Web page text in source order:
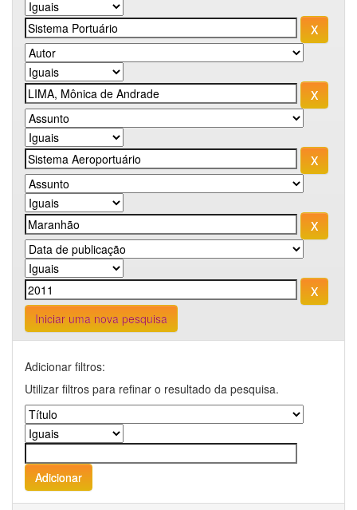
Iniciar uma nova pesquisa
Adicionar filtros:
Utilizar filtros para refinar o resultado da pesquisa.